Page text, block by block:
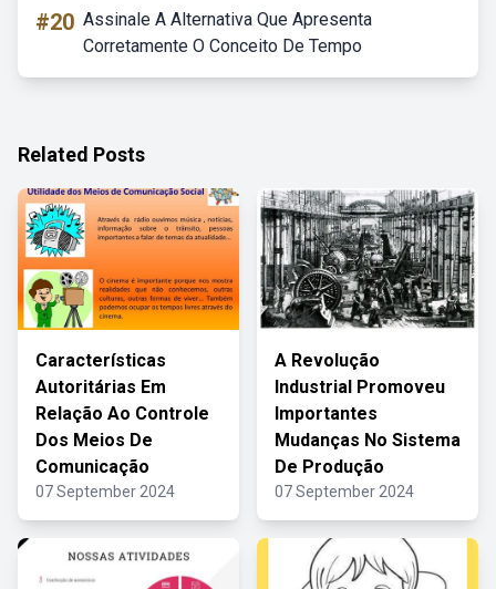
#20 Assinale A Alternativa Que Apresenta
Corretamente O Conceito De Tempo
Related Posts
Características
Autoritárias Em
Relação Ao Controle
Dos Meios De
Comunicação
07 September 2024
A Revolução
Industrial Promoveu
Importantes
Mudanças No Sistema
De Produção
07 September 2024